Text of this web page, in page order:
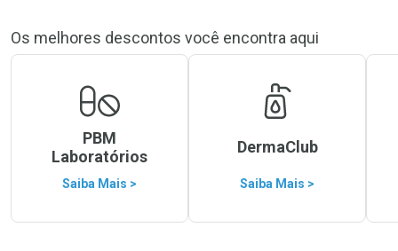
Os melhores descontos você encontra aqui
PBM
Laboratórios
Saiba Mais >
DermaClub
Saiba Mais >